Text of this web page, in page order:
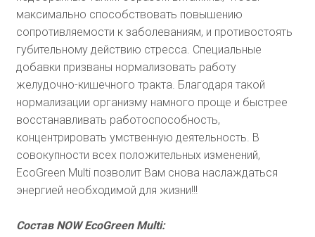
максимально способствовать повышению
сопротивляемости к заболеваниям, и противостоять
губительному действию стресса. Специальные
добавки призваны нормализовать работу
желудочно-кишечного тракта. Благодаря такой
нормализации организму намного проще и быстрее
восстанавливать работоспособность,
концентрировать умственную деятельность. В
совокупности всех положительных изменений,
EcoGreen Multi позволит Вам снова наслаждаться
энергией необходимой для жизни!!!
Состав NOW EcoGreen Multi: